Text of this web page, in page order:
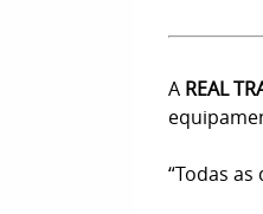
A REAL
“Todas